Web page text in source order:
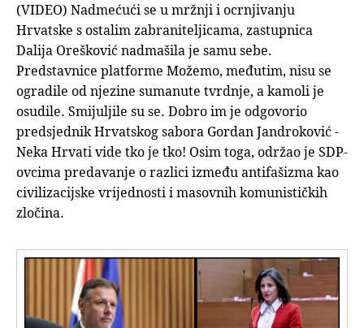
(VIDEO) Nadmećući se u mržnji i ocrnjivanju
Hrvatske s ostalim zabraniteljicama, zastupnica
Dalija Orešković nadmašila je samu sebe.
Predstavnice platforme Možemo, međutim, nisu se
ogradile od njezine sumanute tvrdnje, a kamoli je
osudile. Smijuljile su se. Dobro im je odgovorio
predsjednik Hrvatskog sabora Gordan Jandroković -
Neka Hrvati vide tko je tko! Osim toga, održao je SDP-
ovcima predavanje o razlici između antifašizma kao
civilizacijske vrijednosti i masovnih komunističkih
zločina.